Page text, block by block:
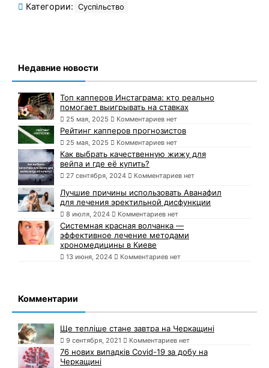
Категории: Суспільство
Недавние новости
Топ капперов Инстаграма: кто реально
помогает выигрывать на ставках
25 мая, 2025 Комментариев нет
Рейтинг капперов прогнозистов
25 мая, 2025 Комментариев нет
Как выбрать качественную жижу для
вейпа и где её купить?
27 сентября, 2024 Комментариев нет
Лучшие причины использовать Аванафил
для лечения эректильной дисфункции
8 июля, 2024 Комментариев нет
Системная красная волчанка —
эффективное лечение методами
хрономедицины в Киеве
13 июня, 2024 Комментариев нет
Комментарии
Ще тепліше стане завтра на Черкащині
9 сентября, 2021 Комментариев нет
76 нових випадків Covid-19 за добу на
Черкащині